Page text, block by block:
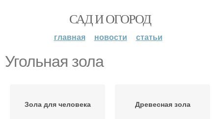
САД И ОГОРОД
главная новости статьи
Угольная зола
Зола для человека Древесная зола